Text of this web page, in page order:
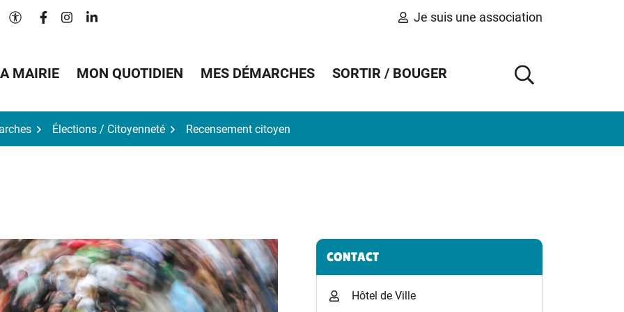
Paramètres d'accessibilité
Lien vers le compte Facebook
Lien vers le compte Instagram
Lien vers le compte Linkedin Je suis une association
MAIRIE MON QUOTIDIEN MES DÉMARCHES SORTIR / BOUGER
AFFICHER
Élections / Citoyenneté Recensement citoyen
Informations complémentaires
CONTACT
Hôtel de Ville